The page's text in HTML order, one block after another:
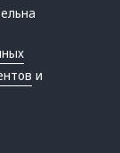
и